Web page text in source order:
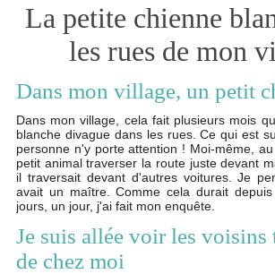
La petite chienne
les rues de mon
Dans mon village, un petit
Dans mon village, cela fait plusieurs mois
blanche divague dans les rues. Ce qui est
personne n'y porte attention ! Moi-même,
petit animal traverser la route juste devant
il traversait devant d'autres voitures. Je
avait un maître. Comme cela durait
jours, un jour, j'ai fait mon enquête.
Je suis allée voir les voisins
de chez moi